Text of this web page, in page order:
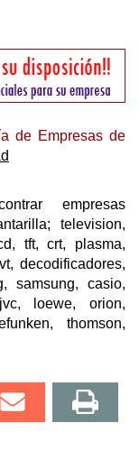
de Empresas de
empresas
television,
tft, crt, plasma,
decodificadores,
samsung, casio,
loewe, orion,
thomson,